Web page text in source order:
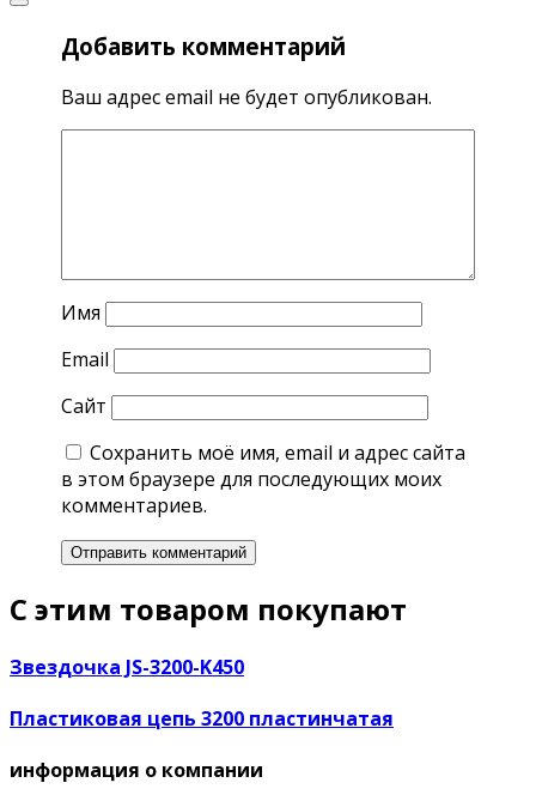
Добавить комментарий
Ваш адрес email не будет опубликован.
Имя
Email
Сайт
Сохранить моё имя, email и адрес сайта
в этом браузере для последующих моих
комментариев.
С этим товаром покупают
Звездочка JS-3200-K450
Пластиковая цепь 3200 пластинчатая
информация о компании